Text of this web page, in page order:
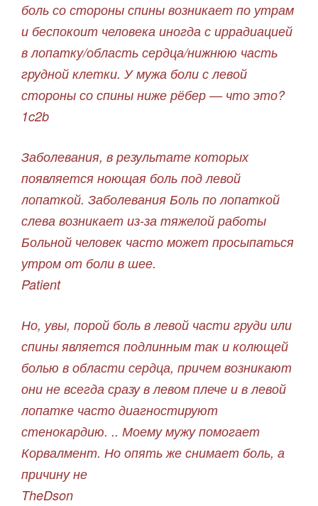
боль со стороны спины возникает по утрам
и беспокоит человека иногда с иррадиацией
в лопатку/область сердца/нижнюю часть
грудной клетки. У мужа боли с левой
стороны со спины ниже рёбер — что это?
1c2b
Заболевания, в результате которых
появляется ноющая боль под левой
лопаткой. Заболевания Боль по лопаткой
слева возникает из-за тяжелой работы
Больной человек часто может просыпаться
утром от боли в шее.
Patient
Но, увы, порой боль в левой части груди или
спины является подлинным так и колющей
болью в области сердца, причем возникают
они не всегда сразу в левом плече и в левой
лопатке часто диагностируют
стенокардию. .. Моему мужу помогает
Корвалмент. Но опять же снимает боль, а
причину не
TheDson